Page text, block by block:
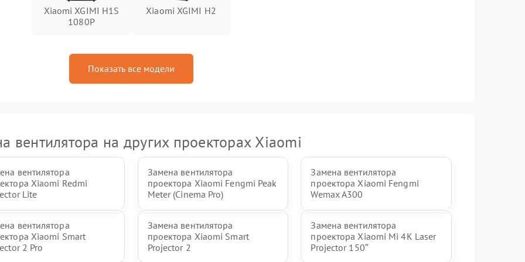
Xiaomi XGIMI H1S
1080P
Xiaomi XGIMI H2
Показать все модели
вентилятора на других проекторах Xiaomi
вентилятора
Xiaomi Redmi
Lite
Замена вентилятора
проектора Xiaomi Fengmi Peak
Meter (Cinema Pro)
Замена вентилятора
проектора Xiaomi Fengmi
Wemax A300
вентилятора
Xiaomi Smart
2 Pro
Замена вентилятора
проектора Xiaomi Smart
Projector 2
Замена вентилятора
проектора Xiaomi Mi 4K Laser
Projector 150″